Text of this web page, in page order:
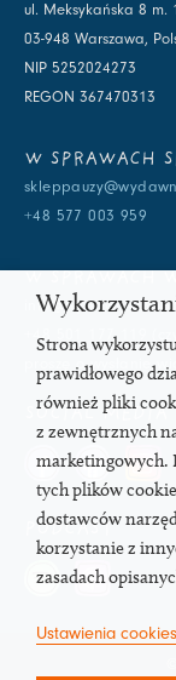
ul. Meksykańska 8 m.
03-948 Warszawa,
NIP 5252024273
REGON 367470313
W SPRAWACH
+48 577 003 959
+48 501 177 119
proszę o wysłanie
SOCIAL MEDIA
PODCAST
Strona
prawidłowego
również pliki
z zewnętrznych
marketingowych.
tych plików
dostawców
korzystanie z
zasadach
Ustawienia cookies